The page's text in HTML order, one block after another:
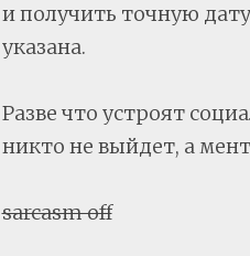
и получить точную
указана.
Разве что устроят
никто не выйдет, а
sarcasm off